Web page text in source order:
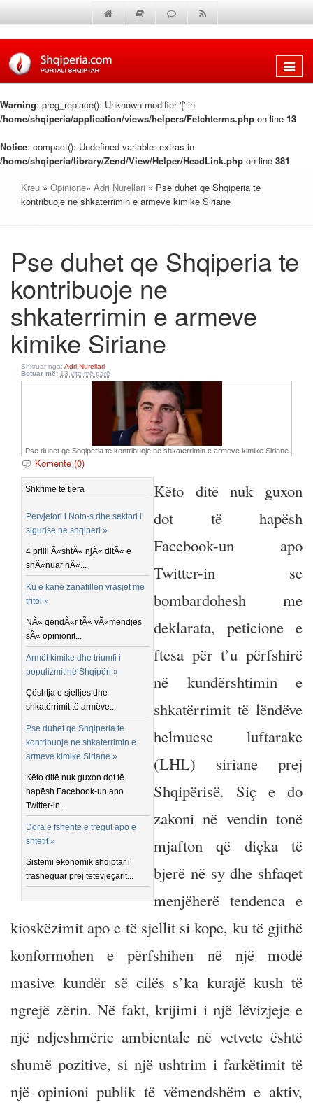
Shfaq
Warning: preg_replace(): Unknown modifier '{' in
/home/shqiperia/application/views/helpers/Fetchterms.php on line 13
Notice: compact(): Undefined variable: extras in
/home/shqiperia/library/Zend/View/Helper/HeadLink.php on line 381
Kreu » Opinione» Adri Nurellari » Pse duhet qe Shqiperia te
kontribuoje ne shkaterrimin e armeve kimike Siriane
Pse duhet qe Shqiperia te
kontribuoje ne
shkaterrimin e armeve
kimike Siriane
Shkruar nga: Adri Nurellari
Botuar më: 13 vite më parë
Pse duhet qe Shqiperia te kontribuoje ne shkaterrimin e armeve kimike Siriane
Komente (0)
Shkrime të tjera
Pervjetori i Noto-s dhe sektori i
sigurise ne shqiperi »
4 prilli Ã«shtÃ« njÃ« ditÃ« e
shÃ«nuar nÃ«...
Ku e kane zanafillen vrasjet me
tritol »
NÃ« qendÃ«r tÃ« vÃ«mendjes
sÃ« opinionit...
Armët kimike dhe triumfi i
populizmit në Shqipëri »
Çështja e sjelljes dhe
shkatërrimit të armëve...
Pse duhet qe Shqiperia te
kontribuoje ne shkaterrimin e
armeve kimike Siriane »
Këto ditë nuk guxon dot të
hapësh Facebook-un apo
Twitter-in...
Dora e fshehtë e tregut apo e
shtetit »
Sistemi ekonomik shqiptar i
trashëguar prej tetëvjeçarit...
Këto ditë nuk guxon
dot të hapësh
Facebook-un apo
Twitter-in se
bombardohesh me
deklarata, peticione e
ftesa për t’u përfshirë
në kundërshtimin e
shkatërrimit të lëndëve
helmuese luftarake
(LHL) siriane prej
Shqipërisë. Siç e do
zakoni në vendin tonë
mjafton që diçka të
bjerë në sy dhe shfaqet
menjëherë tendenca e
kioskëzimit apo e të sjellit si kope, ku të gjithë
konformohen e përfshihen në një modë
masive kundër së cilës s’ka kurajë kush të
ngrejë zërin. Në fakt, krijimi i një lëvizjeje e
një ndjeshmërie ambientale në vetvete është
shumë pozitive, si një ushtrim i farkëtimit të
një opinioni publik të vëmendshëm e aktiv,